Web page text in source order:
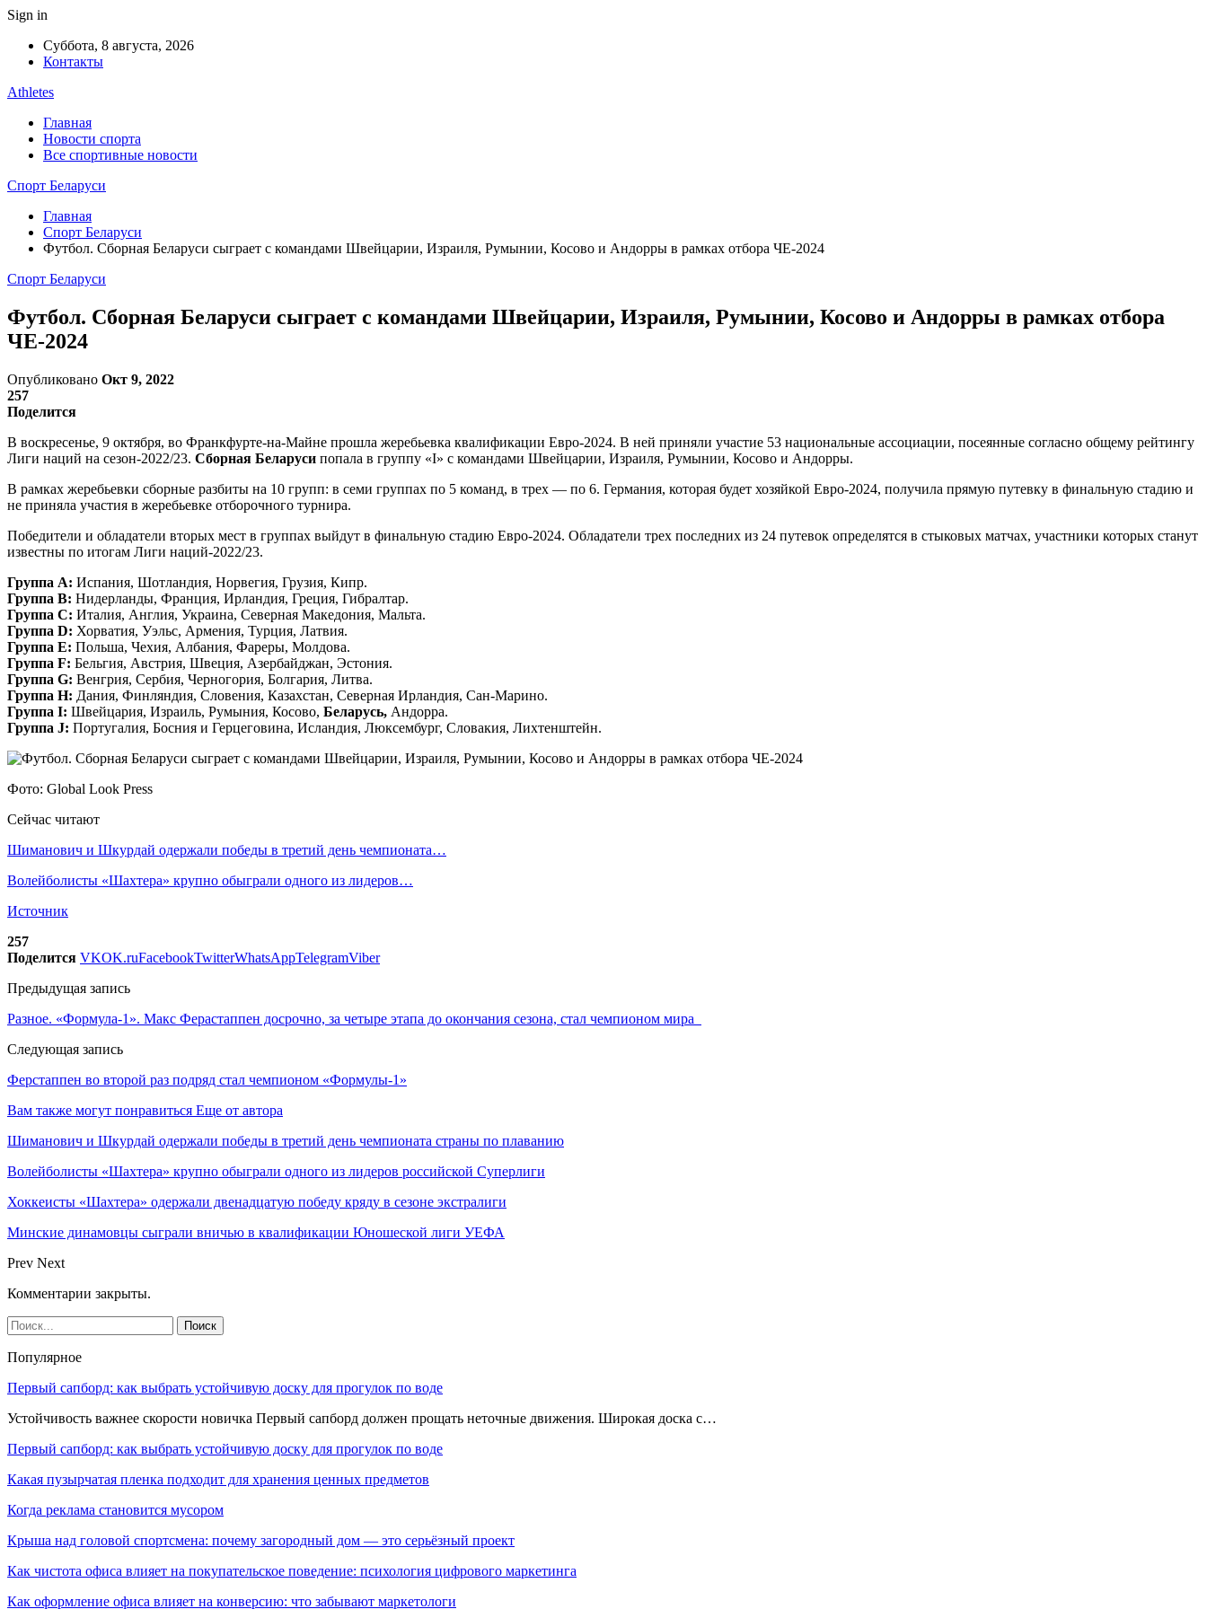
Sign in
Суббота, 8 августа, 2026
Контакты
Athletes
Главная
Новости спорта
Все спортивные новости
Спорт Беларуси
Главная
Спорт Беларуси
Футбол. Сборная Беларуси сыграет с командами Швейцарии, Израиля, Румынии, Косово и Андорры в рамках отбора ЧЕ-2024
Спорт Беларуси
Футбол. Сборная Беларуси сыграет с командами Швейцарии, Израиля, Румынии, Косово и Андорры в рамках отбора
ЧЕ-2024
Опубликовано Окт 9, 2022
257
Поделится
В воскресенье, 9 октября, во Франкфурте-на-Майне прошла жеребьевка квалификации Евро-2024. В ней приняли участие 53 национальные ассоциации, посеянные согласно общему рейтингу
Лиги наций на сезон-2022/23. Сборная Беларуси попала в группу «I» с командами Швейцарии, Израиля, Румынии, Косово и Андорры.
В рамках жеребьевки сборные разбиты на 10 групп: в семи группах по 5 команд, в трех — по 6. Германия, которая будет хозяйкой Евро-2024, получила прямую путевку в финальную стадию и
не приняла участия в жеребьевке отборочного турнира.
Победители и обладатели вторых мест в группах выйдут в финальную стадию Евро-2024. Обладатели трех последних из 24 путевок определятся в стыковых матчах, участники которых станут
известны по итогам Лиги наций-2022/23.
Группа A: Испания, Шотландия, Норвегия, Грузия, Кипр.
Группа B: Нидерланды, Франция, Ирландия, Греция, Гибралтар.
Группа C: Италия, Англия, Украина, Северная Македония, Мальта.
Группа D: Хорватия, Уэльс, Армения, Турция, Латвия.
Группа E: Польша, Чехия, Албания, Фареры, Молдова.
Группа F: Бельгия, Австрия, Швеция, Азербайджан, Эстония.
Группа G: Венгрия, Сербия, Черногория, Болгария, Литва.
Группа H: Дания, Финляндия, Словения, Казахстан, Северная Ирландия, Сан-Марино.
Группа I: Швейцария, Израиль, Румыния, Косово, Беларусь, Андорра.
Группа J: Португалия, Босния и Герцеговина, Исландия, Люксембург, Словакия, Лихтенштейн.
Фото: Global Look Press
Сейчас читают
Шиманович и Шкурдай одержали победы в третий день чемпионата…
Волейболисты «Шахтера» крупно обыграли одного из лидеров…
Источник
257
Поделится VKOK.ruFacebookTwitterWhatsAppTelegramViber
Предыдущая запись
Разное. «Формула-1». Макс Ферастаппен досрочно, за четыре этапа до окончания сезона, стал чемпионом мира
Следующая запись
Ферстаппен во второй раз подряд стал чемпионом «Формулы-1»
Вам также могут понравиться Еще от автора
Шиманович и Шкурдай одержали победы в третий день чемпионата страны по плаванию
Волейболисты «Шахтера» крупно обыграли одного из лидеров российской Суперлиги
Хоккеисты «Шахтера» одержали двенадцатую победу кряду в сезоне экстралиги
Минские динамовцы сыграли вничью в квалификации Юношеской лиги УЕФА
Prev Next
Комментарии закрыты.
Популярное
Первый сапборд: как выбрать устойчивую доску для прогулок по воде
Устойчивость важнее скорости новичка Первый сапборд должен прощать неточные движения. Широкая доска с…
Первый сапборд: как выбрать устойчивую доску для прогулок по воде
Какая пузырчатая пленка подходит для хранения ценных предметов
Когда реклама становится мусором
Крыша над головой спортсмена: почему загородный дом — это серьёзный проект
Как чистота офиса влияет на покупательское поведение: психология цифрового маркетинга
Как оформление офиса влияет на конверсию: что забывают маркетологи